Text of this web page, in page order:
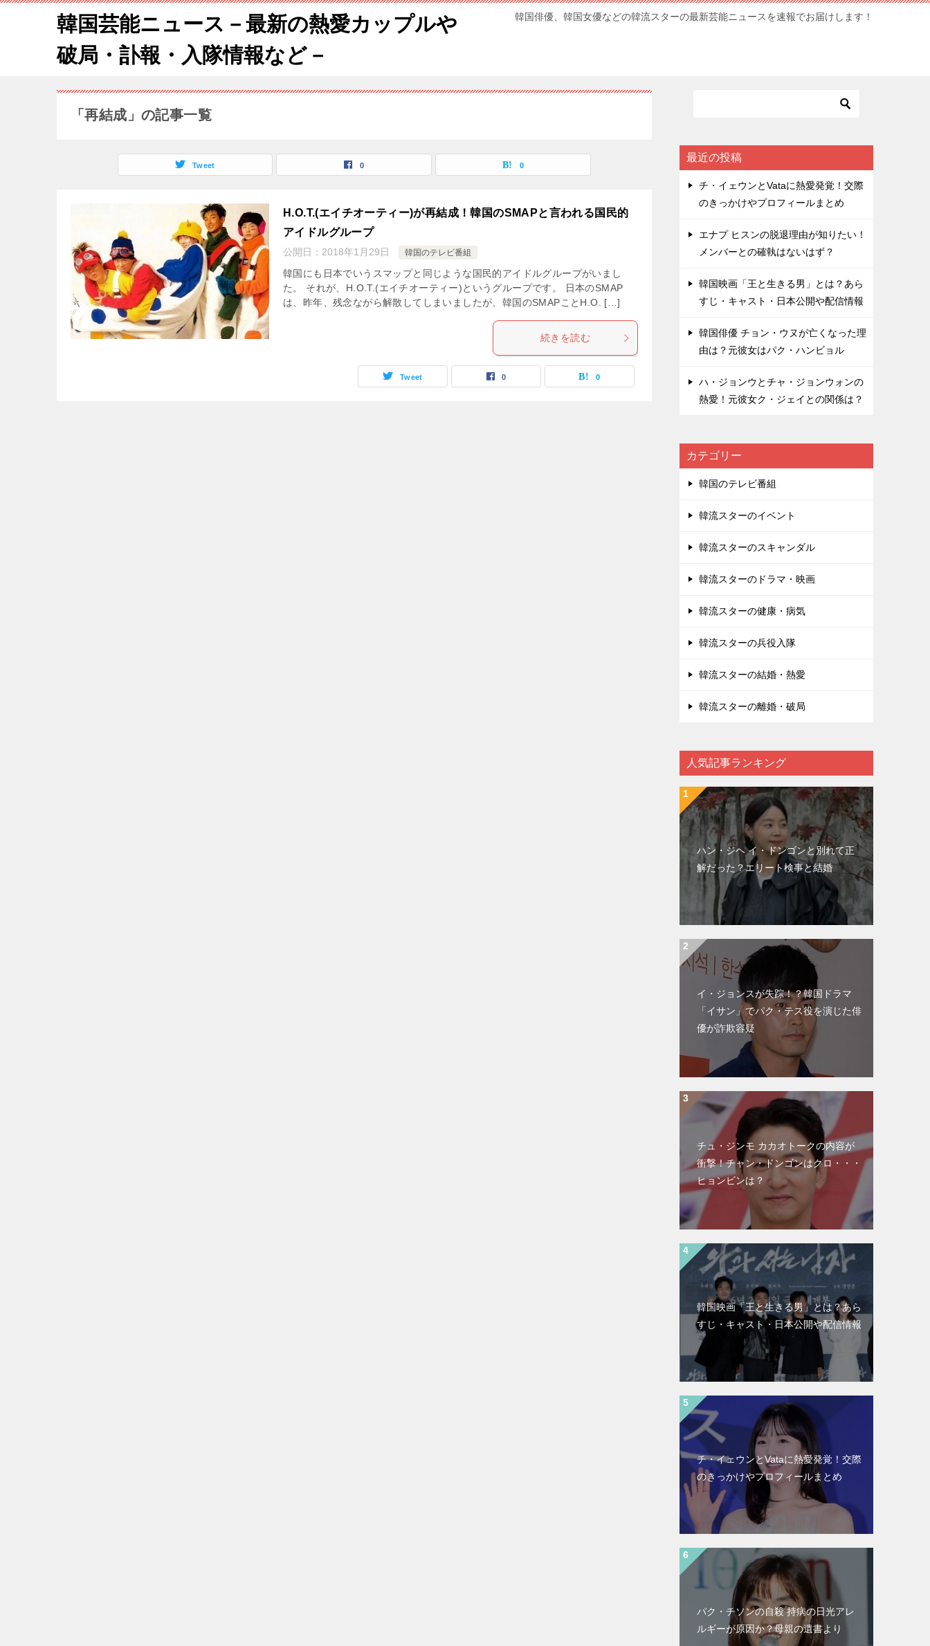
韓国芸能ニュース－最新の熱愛カップルや
破局・訃報・入隊情報など－
韓国俳優、韓国女優などの韓流スターの最新芸能ニュースを速報でお届けします！
「再結成」の記事一覧
Tweet 0 0
H.O.T.(エイチオーティー)が再結成！韓国のSMAPと言われる国民的
アイドルグループ
公開日： 2018年1月29日 韓国のテレビ番組
韓国にも日本でいうスマップと同じような国民的アイドルグループがいまし
た。 それが、H.O.T.(エイチオーティー)というグループです。 日本のSMAP
は、昨年、残念ながら解散してしまいましたが、韓国のSMAPことH.O. […]
続きを読む
Tweet 0 0
最近の投稿
チ・イェウンとVataに熱愛発覚！交際
のきっかけやプロフィールまとめ
エナプ ヒスンの脱退理由が知りたい！
メンバーとの確執はないはず？
韓国映画「王と生きる男」とは？あら
すじ・キャスト・日本公開や配信情報
韓国俳優 チョン・ウヌが亡くなった理
由は？元彼女はパク・ハンビョル
ハ・ジョンウとチャ・ジョンウォンの
熱愛！元彼女ク・ジェイとの関係は？
カテゴリー
韓国のテレビ番組
韓流スターのイベント
韓流スターのスキャンダル
韓流スターのドラマ・映画
韓流スターの健康・病気
韓流スターの兵役入隊
韓流スターの結婚・熱愛
韓流スターの離婚・破局
人気記事ランキング
ハン・ジヘ イ・ドンゴンと別れて正
解だった？エリート検事と結婚
イ・ジョンスが失踪！？韓国ドラマ
「イサン」でパク・テス役を演じた俳
優が詐欺容疑
チュ・ジンモ カカオトークの内容が
衝撃！チャン・ドンゴンはクロ・・・
ヒョンビンは？
韓国映画「王と生きる男」とは？あら
すじ・キャスト・日本公開や配信情報
チ・イェウンとVataに熱愛発覚！交際
のきっかけやプロフィールまとめ
パク・チソンの自殺 持病の日光アレ
ルギーが原因か？母親の遺書より